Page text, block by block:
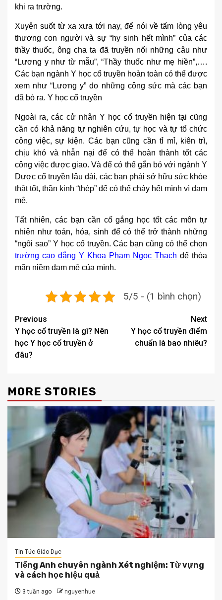
khi ra trường.
Xuyên suốt từ xa xưa tới nay, để nói về tấm lòng yêu
thương con người và sự “hy sinh hết mình” của các
thầy thuốc, ông cha ta đã truyền nối những câu như
“Lương y như từ mẫu”, “Thầy thuốc như mẹ hiền”,….
Các bạn ngành Y học cổ truyền hoàn toàn có thể được
xem như “Lương y” do những công sức mà các bạn
đã bỏ ra. Y học cổ truyền
Ngoài ra, các cử nhân Y học cổ truyền hiện tại cũng
cần có khả năng tự nghiên cứu, tự học và tự tổ chức
công việc, sự kiện. Các bạn cũng cần tỉ mỉ, kiên trì,
chịu khó và nhẫn nại để có thể hoàn thành tốt các
công việc được giao. Và để có thể gắn bó với ngành Y
Dược cổ truyền lâu dài, các bạn phải sở hữu sức khỏe
thật tốt, thần kinh “thép” để có thể cháy hết mình vì đam
mê.
Tất nhiên, các bạn cần cố gắng học tốt các môn tự
nhiên như toán, hóa, sinh để có thể trở thành những
“ngôi sao” Y học cổ truyền. Các bạn cũng có thể chọn
trường cao đẳng Y Khoa Phạm Ngọc Thạch để thỏa
mãn niềm đam mê của mình.
5/5 - (1 bình chọn)
Post
navigation
Previous
Y học cổ truyền là gì? Nên
học Y học cổ truyền ở
đâu?
Next
Y học cổ truyền điểm
chuẩn là bao nhiêu?
MORE STORIES
Tin Tức Giáo Dục
Tiếng Anh chuyên ngành Xét nghiệm: Từ vựng
và cách học hiệu quả
3 tuần ago nguyenhue